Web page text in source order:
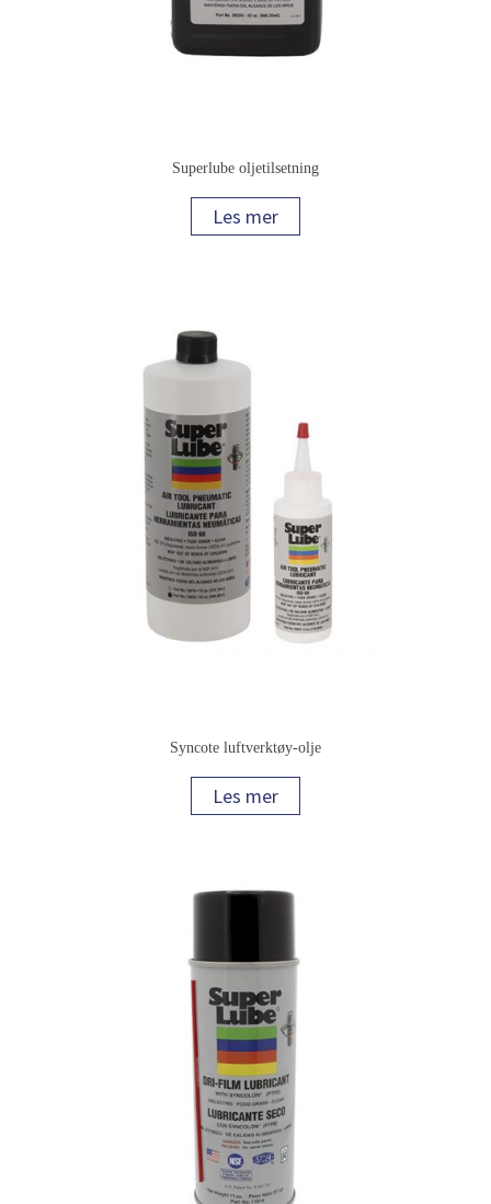
Superlube oljetilsetning
Les mer
Syncote luftverktøy-olje
Les mer